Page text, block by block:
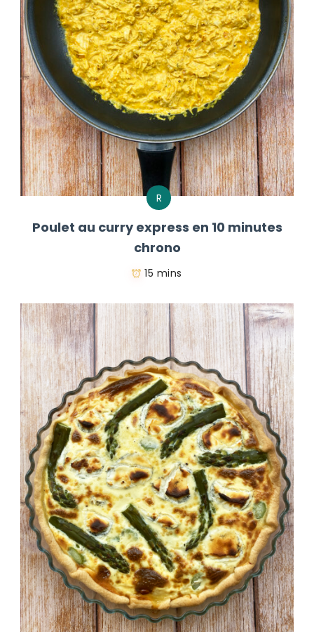
R
Poulet au curry express en 10 minutes
chrono
15 mins